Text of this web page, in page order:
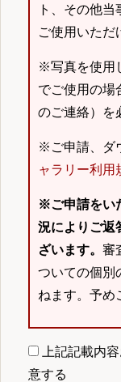
ト、その他
ご使用いただ
※写真を使用
でご使用の場
のご連絡）を
※ご申請、ダ
ャラリー利用
※ご申請をい
況によりご返
ざいます。 審
ついての個別
ねます。予め
上記記載内
意する